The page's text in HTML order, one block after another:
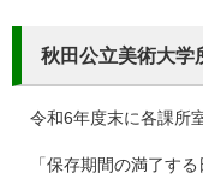
秋田公立美術大学
令和6年度末に各課所
「保存期間の満了す